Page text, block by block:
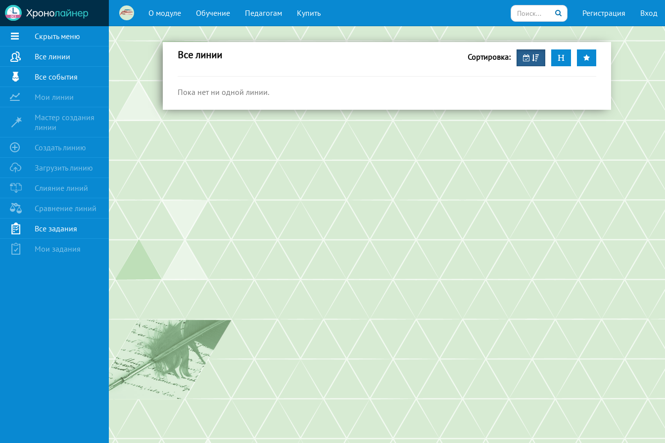
О модуле Обучение Педагогам Купить Регистрация Вход
Скрыть меню
Все линии
Все события
Мои линии
Мастер создания
линии
Создать линию
Загрузить линию
Слияние линий
Сравнение линий
Все задания
Мои задания
Все линии Сортировка:
Пока нет ни одной линии.